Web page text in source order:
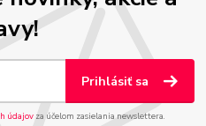
Prihlásiť sa
údajov za účelom zasielania newslettera.